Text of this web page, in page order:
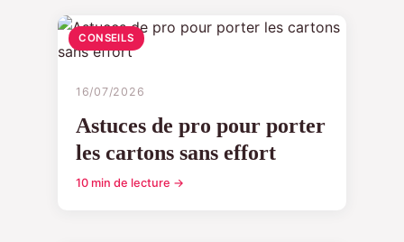
CONSEILS
16/07/2026
Astuces de pro pour porter
les cartons sans effort
10 min de lecture →